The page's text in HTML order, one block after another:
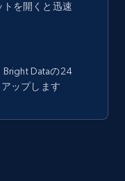
トを開くと迅速
Dataの24
ップします